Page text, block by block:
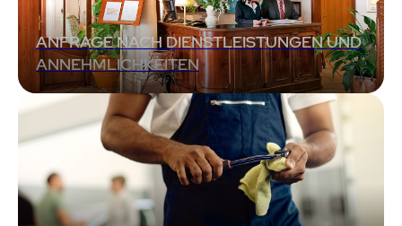
ANFRAGE NACH DIENSTLEISTUNGEN UND
ANNEHMLICHKEITEN